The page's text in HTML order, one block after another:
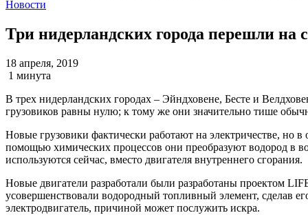
Новости
Три нидерландских города перешли на
18 апреля, 2019
1 минута
В трех нидерландских городах – Эйндховене, Бесте и
грузовиков равны нулю; к тому же они значительно тише
Новые грузовики фактически работают на электричестве, но
помощью химических процессов они преобразуют водород в
используются сейчас, вместо двигателя внутреннего сгорания.
Новые двигатели разработали были разработаны проектом
усовершенствовали водородный топливный элемент, сделав
электродвигатель, причиной может послужить искра.